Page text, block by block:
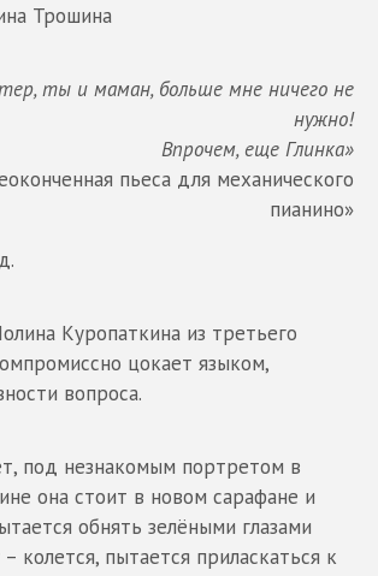
Трошина
ты и маман, больше мне ничего не
нужно!
Впрочем, еще Глинка»
пьеса для механического
пианино»
Куропаткина из третьего
цокает языком,
вопроса.
под незнакомым портретом в
она стоит в новом сарафане и
обнять зелёными глазами
колется, пытается приласкаться к